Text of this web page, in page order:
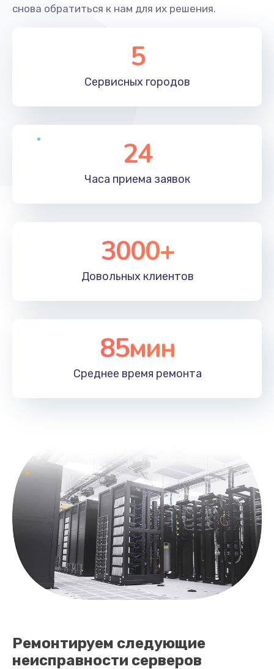
снова обратиться к нам для их решения.
5
Сервисных городов
24
Часа приема заявок
3000+
Довольных клиентов
85мин
Среднее время ремонта
Ремонтируем следующие
неисправности серверов